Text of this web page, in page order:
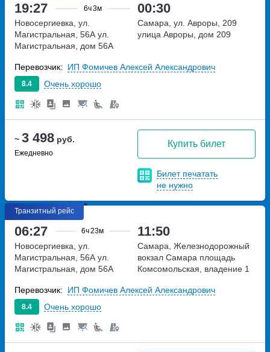
19:27 6ч3м 00:30
~ 3 498 руб.
Ежедневно
Купить билет
Билет печатать
не нужно
Новосергиевка, ул.
Магистральная, 56А ул.
Магистральная, дом 56А
Самара, ул. Авроры, 209
улица Авроры, дом 209
8.4 Очень хорошо
Перевозчик: ИП Фомичев Алексей Александрович
Транзитный рейс
06:27 6ч23м 11:50
Новосергиевка, ул.
Магистральная, 56А ул.
Магистральная, дом 56А
Самара, Железнодорожный
вокзал Самара площадь
Комсомольская, владение 1
8.4 Очень хорошо
Перевозчик: ИП Фомичев Алексей Александрович